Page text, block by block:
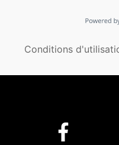
Conditions